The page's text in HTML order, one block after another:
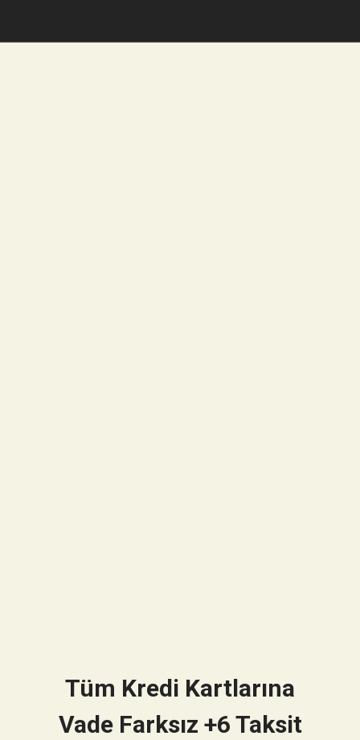
Tüm Kredi Kartlarına
Vade Farksız +6 Taksit